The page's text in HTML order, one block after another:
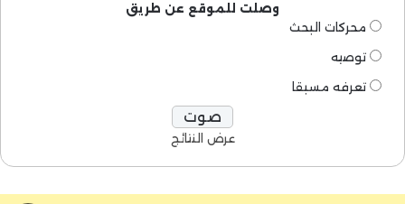
وصلت للموقع عن طريق
محركات البحث
توصيه
تعرفه مسبقا
عرض النتائج